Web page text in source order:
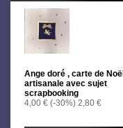
Ange doré , carte de Noël
artisanale avec sujet
scrapbooking
4,00 € (-30%) 2,80 €